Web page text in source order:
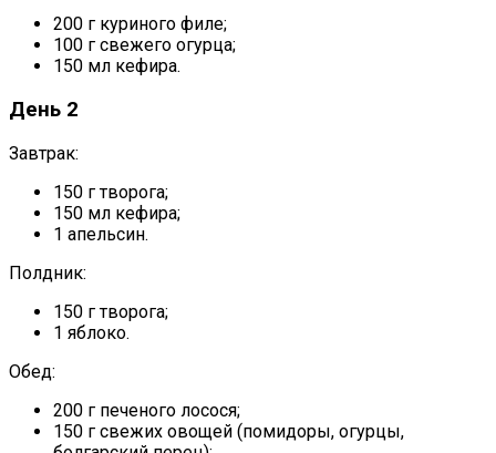
200 г куриного филе;
100 г свежего огурца;
150 мл кефира.
День 2
Завтрак:
150 г творога;
150 мл кефира;
1 апельсин.
Полдник:
150 г творога;
1 яблоко.
Обед:
200 г печеного лосося;
150 г свежих овощей (помидоры, огурцы,